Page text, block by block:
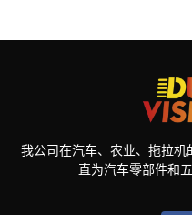
我公司在汽车、农业、拖拉
直为汽车零部件和